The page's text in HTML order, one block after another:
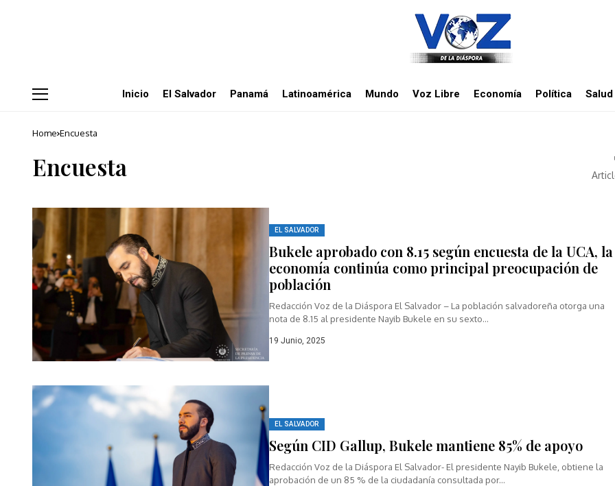
Inicio El Salvador Panamá Latinoamérica Mundo Voz Libre Economía Política Salud
Home Encuesta
Encuesta
EL SALVADOR
Bukele aprobado con 8.15 según encuesta de la UCA, la
economía continúa como principal preocupación de
población
Redacción Voz de la Diáspora El Salvador – La población salvadoreña otorga una
nota de 8.15 al presidente Nayib Bukele en su sexto...
19 Junio, 2025
EL SALVADOR
Según CID Gallup, Bukele mantiene 85% de apoyo
Redacción Voz de la Diáspora El Salvador- El presidente Nayib Bukele, obtiene la
aprobación de un 85 % de la ciudadanía consultada por...